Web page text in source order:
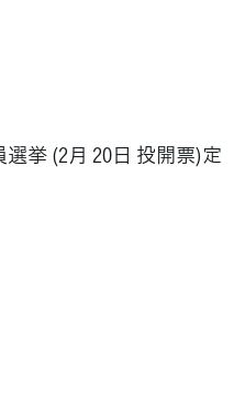
挙 (2月 20日 投開票)定